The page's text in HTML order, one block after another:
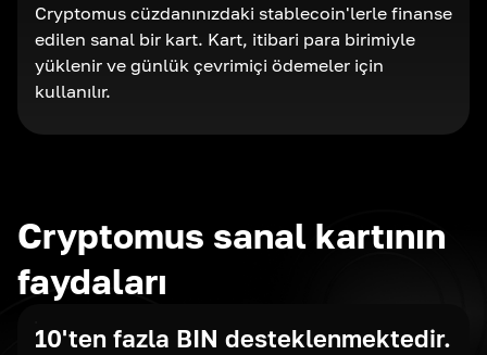
Cryptomus cüzdanınızdaki stablecoin'lerle finanse
edilen sanal bir kart. Kart, itibari para birimiyle
yüklenir ve günlük çevrimiçi ödemeler için
kullanılır.
Cryptomus sanal kartının
faydaları
10'ten fazla BIN desteklenmektedir.